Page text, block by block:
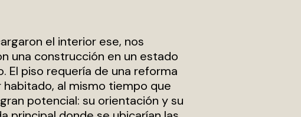
el interior ese, nos
una construcción en un estado
El piso requería de una reforma
habitado, al mismo tiempo que
potencial: su orientación y su